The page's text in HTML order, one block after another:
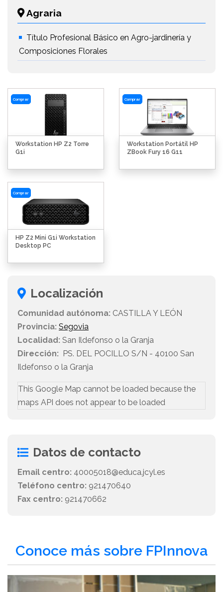
Agraria
Título Profesional Básico en Agro-jardinería y
Composiciones Florales
Comprar
Workstation HP Z2 Torre
G1i
Comprar
Workstation Portátil HP
ZBook Fury 16 G11
Comprar
HP Z2 Mini G1i Workstation
Desktop PC
Localización
Comunidad autónoma: CASTILLA Y LEÓN
Provincia: Segovia
Localidad: San Ildefonso o la Granja
Dirección: PS. DEL POCILLO S/N - 40100 San
Ildefonso o la Granja
This Google Map cannot be loaded because the
maps API does not appear to be loaded
Datos de contacto
Email centro: 40005018@educa.jcyl.es
Teléfono centro: 921470640
Fax centro: 921470662
Conoce más sobre FPInnova